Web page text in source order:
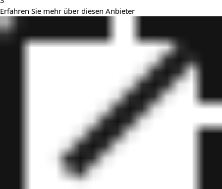
Erfahren Sie mehr über diesen Anbieter